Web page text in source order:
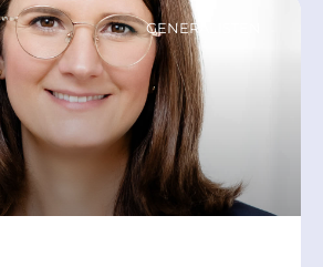
GENERALISTEN